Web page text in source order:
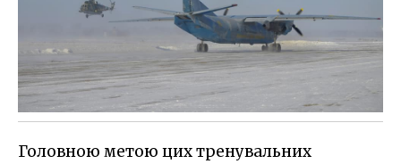
Головною метою цих тренувальних